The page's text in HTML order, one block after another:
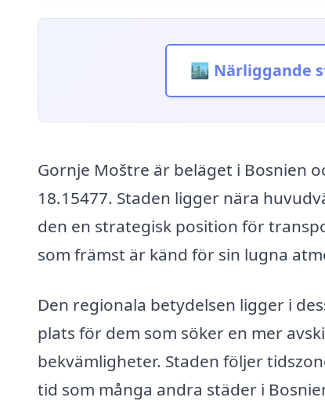
🏙️ Närliggande
Gornje Moštre är beläget i Bosnien
18.15477. Staden ligger nära
den en strategisk position för
som främst är känd för sin lugna
Den regionala betydelsen ligger i
plats för dem som söker en mer
bekvämligheter. Staden följer
tid som många andra städer i